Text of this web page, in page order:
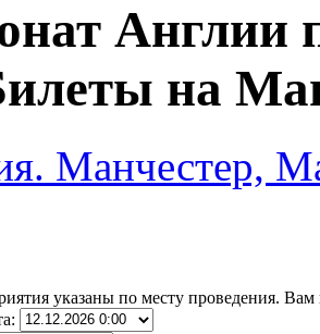
Англии
на
Манчестер,
указаны по месту проведения.